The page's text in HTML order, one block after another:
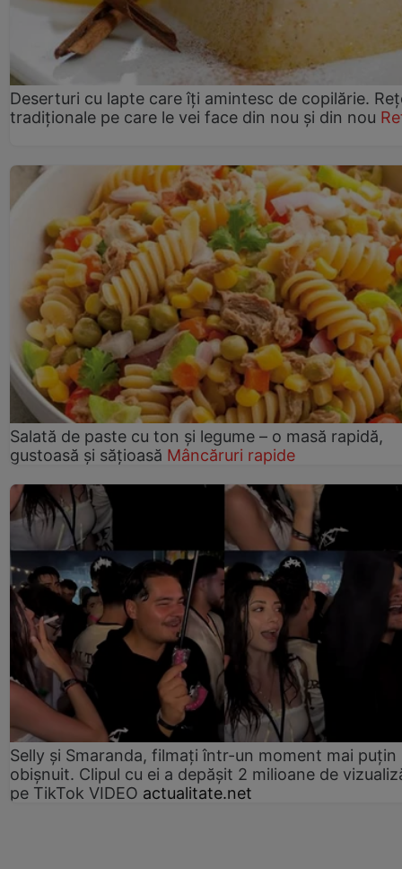
Deserturi cu lapte care îți amintesc de copilărie.
tradiționale pe care le vei face din nou și din nou
Salată de paste cu ton și legume – o masă rapidă,
gustoasă și sățioasă Mâncăruri rapide
Selly și Smaranda, filmați într-un moment mai puțin
obișnuit. Clipul cu ei a depășit 2 milioane de
pe TikTok VIDEO actualitate.net